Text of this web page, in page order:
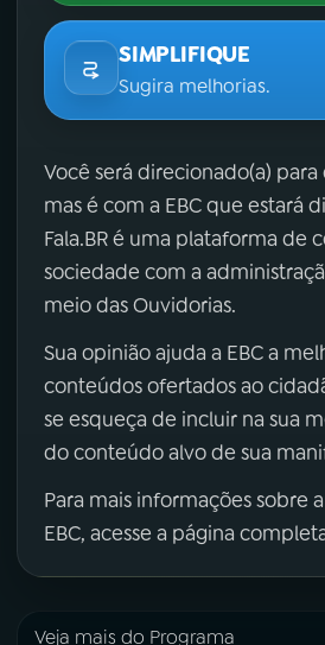
SIMPLIFIQUE
Sugira melhorias.
Você será direcionado(a) para
mas é com a EBC que estará
Fala.BR é uma plataforma de
sociedade com a
meio das Ouvidorias.
Sua opinião ajuda a EBC a
conteúdos ofertados ao
se esqueça de incluir na sua
do conteúdo alvo de sua
Para mais informações sobre
EBC, acesse a página
Veja mais do Programa